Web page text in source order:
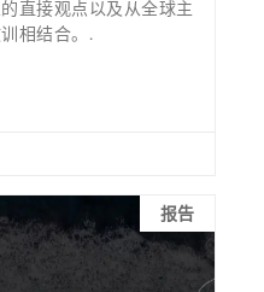
直接观点以及从全球主
相结合。.
报告